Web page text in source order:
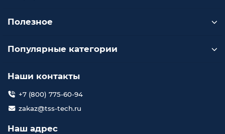
Полезное
Популярные категории
Наши контакты
+7 (800) 775-60-94
zakaz@tss-tech.ru
Наш адрес